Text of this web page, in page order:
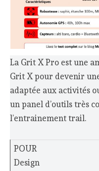
La Grit X Pro est une
Grit X pour devenir
adaptée aux activités
un panel d’outils très
l’entrainement trail.
POUR
Design